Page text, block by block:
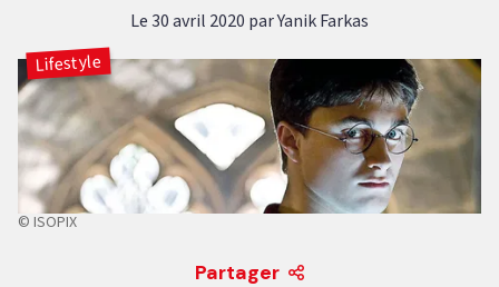
Le 30 avril 2020 par Yanik Farkas
Lifestyle
© ISOPIX
Partager